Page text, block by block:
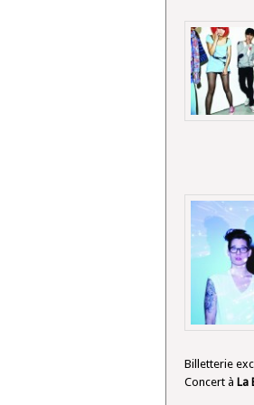
Billetterie
Concert à La